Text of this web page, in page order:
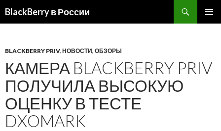
BlackBerry в России
BLACKBERRY PRIV, НОВОСТИ, ОБЗОРЫ
КАМЕРА BLACKBERRY PRIV
ПОЛУЧИЛА ВЫСОКУЮ
ОЦЕНКУ В ТЕСТЕ
DXOMARK